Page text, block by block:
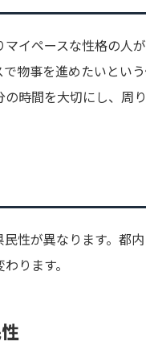
イペースな性格の人
物事を進めたいとい
時間を大切にし、周
性が異なります。都
ります。